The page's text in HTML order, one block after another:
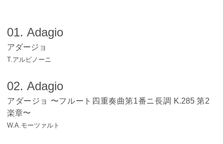
01. Adagio
アダージョ
T.アルビノーニ
02. Adagio
アダージョ 〜フルート四重奏曲第1番ニ長調 K.285 第2
楽章〜
W.A.モーツァルト